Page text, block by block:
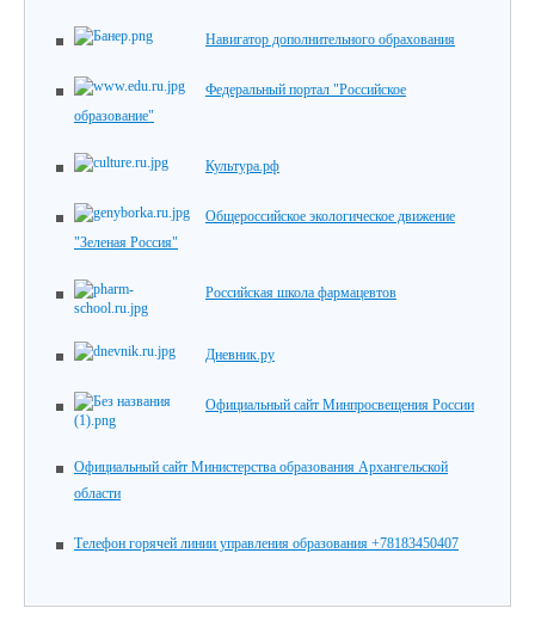
Навигатор дополнительного обрахования
Федеральный портал "Российское
образование"
Культура.рф
Общероссийское экологическое движение
"Зеленая Россия"
Российская школа фармацевтов
Дневник.ру
Официальный сайт Минпросвещения России
Официальный сайт Министерства образования Архангельской
области
Телефон горячей линии управления образования +78183450407